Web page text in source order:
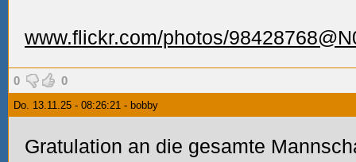
www.flickr.com/photos/
0 0
Do. 13.11.25 - 08:26:21 - bobby
Gratulation an die gesamte